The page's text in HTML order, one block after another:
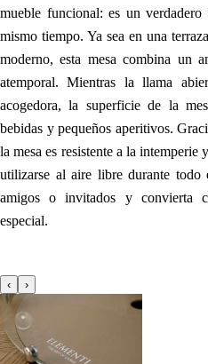
mueble funcional: es un
mismo tiempo. Ya sea en una
moderno, esta mesa combina un
atemporal. Mientras la llama
acogedora, la superficie de la
bebidas y pequeños aperitivos.
la mesa es resistente a la
utilizarse al aire libre durante todo
amigos o invitados y convierta
especial.
‹ ›